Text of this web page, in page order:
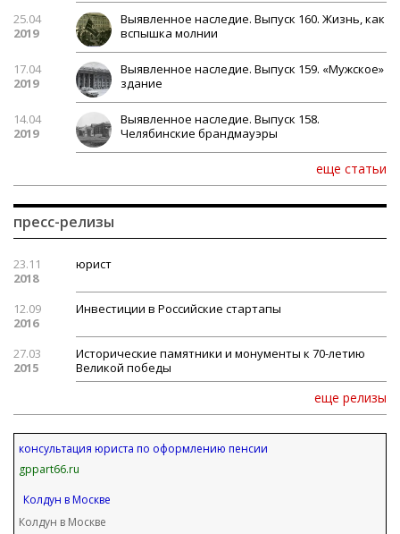
25.04
2019
Выявленное наследие. Выпуск 160. Жизнь, как
вспышка молнии
17.04
2019
Выявленное наследие. Выпуск 159. «Мужское»
здание
14.04
2019
Выявленное наследие. Выпуск 158.
Челябинские брандмауэры
еще статьи
пресс-релизы
23.11
2018
юрист
12.09
2016
Инвестиции в Российские стартапы
27.03
2015
Исторические памятники и монументы к 70-летию
Великой победы
еще релизы
консультация юриста по оформлению пенсии
gppart66.ru
Колдун в Москве
Колдун в Москве